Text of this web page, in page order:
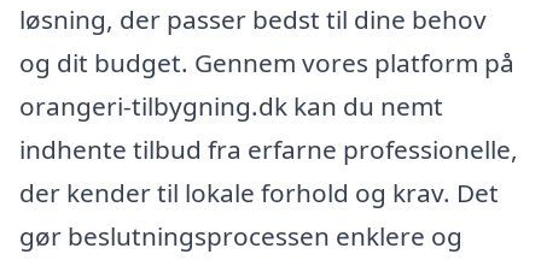
løsning, der passer bedst til dine behov
og dit budget. Gennem vores platform på
orangeri-tilbygning.dk kan du nemt
indhente tilbud fra erfarne professionelle,
der kender til lokale forhold og krav. Det
gør beslutningsprocessen enklere og